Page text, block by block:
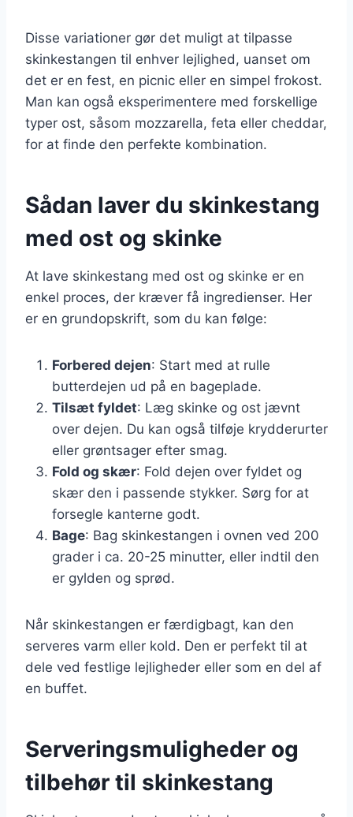
Disse variationer gør det muligt at tilpasse
skinkestangen til enhver lejlighed, uanset om
det er en fest, en picnic eller en simpel frokost.
Man kan også eksperimentere med forskellige
typer ost, såsom mozzarella, feta eller cheddar,
for at finde den perfekte kombination.
Sådan laver du skinkestang
med ost og skinke
At lave skinkestang med ost og skinke er en
enkel proces, der kræver få ingredienser. Her
er en grundopskrift, som du kan følge:
Forbered dejen: Start med at rulle
butterdejen ud på en bageplade.
Tilsæt fyldet: Læg skinke og ost jævnt
over dejen. Du kan også tilføje krydderurter
eller grøntsager efter smag.
Fold og skær: Fold dejen over fyldet og
skær den i passende stykker. Sørg for at
forsegle kanterne godt.
Bage: Bag skinkestangen i ovnen ved 200
grader i ca. 20-25 minutter, eller indtil den
er gylden og sprød.
Når skinkestangen er færdigbagt, kan den
serveres varm eller kold. Den er perfekt til at
dele ved festlige lejligheder eller som en del af
en buffet.
Serveringsmuligheder og
tilbehør til skinkestang